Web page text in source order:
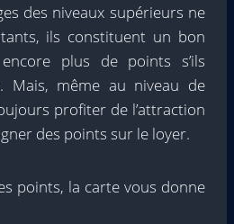
des niveaux supérieurs ne
ils constituent un bon
plus de points s’ils
Mais, même au niveau de
profiter de l’attraction
des points sur le loyer.
points, la carte vous donne